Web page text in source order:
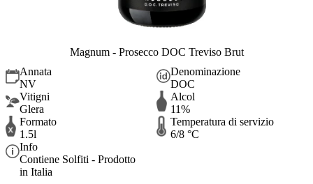
Magnum - Prosecco DOC Treviso Brut
Annata
NV
Denominazione
DOC
Vitigni
Glera
Alcol
11%
Formato
1.5l
Temperatura di servizio
6/8 °C
Info
Contiene Solfiti - Prodotto
in Italia